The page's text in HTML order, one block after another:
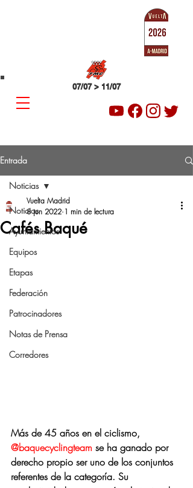
07/07 > 11/07
Entrada
Noticias
Ayuntamientos
Equipos
Etapas
Federación
Patrocinadores
Notas de Prensa
Corredores
Noticias
Cafés Baqué
Vuelta Madrid
8 jun 2022 1 min de lectura
Más de 45 años en el ciclismo,
@baquecyclingteam se ha ganado por
derecho propio ser uno de los conjuntos
referentes de la categoría. Su